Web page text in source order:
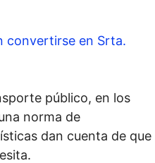
convertirse en Srta.
público, en los
norma de
dan cuenta de que